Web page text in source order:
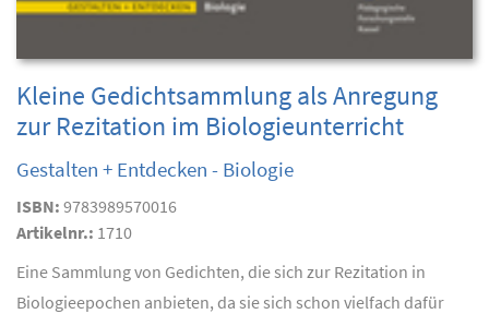
Kleine Gedichtsammlung als Anregung
zur Rezitation im Biologieunterricht
Gestalten + Entdecken - Biologie
ISBN: 9783989570016
Artikelnr.: 1710
Eine Sammlung von Gedichten, die sich zur Rezitation in
Biologieepochen anbieten, da sie sich schon vielfach dafür